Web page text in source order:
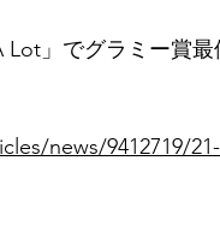
」でグラミー賞
news/9412719/